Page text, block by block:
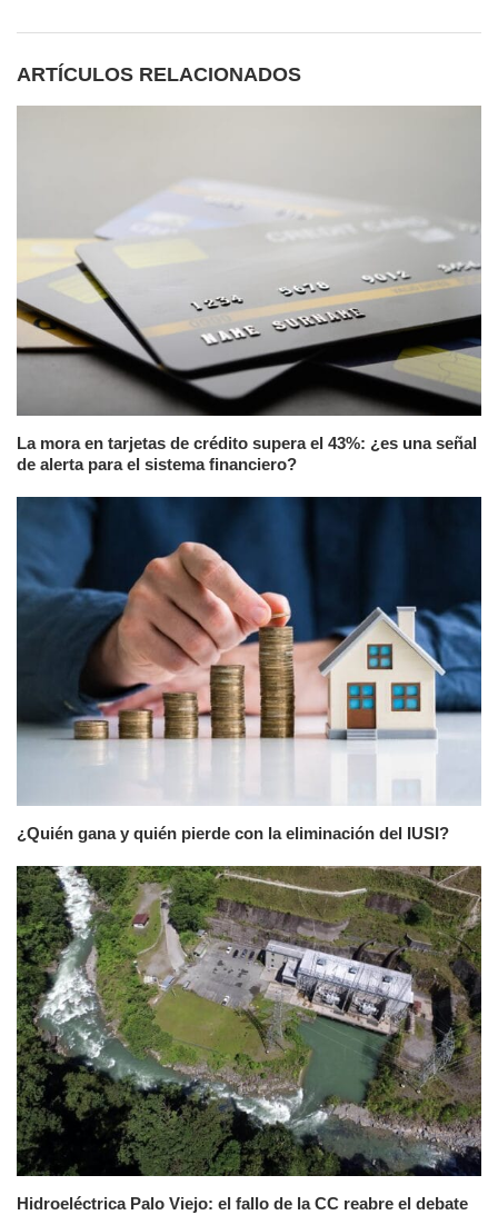
ARTÍCULOS RELACIONADOS
La mora en tarjetas de crédito supera el 43%: ¿es una señal
de alerta para el sistema financiero?
¿Quién gana y quién pierde con la eliminación del IUSI?
Hidroeléctrica Palo Viejo: el fallo de la CC reabre el debate